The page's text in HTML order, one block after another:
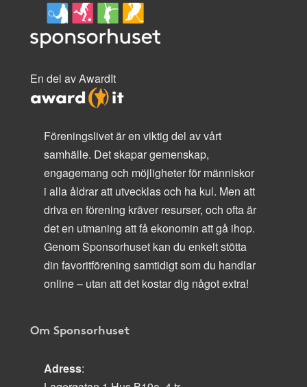
En del av AwardIt
Föreningslivet är en viktig del av vårt
samhälle. Det skapar gemenskap,
engagemang och möjligheter för människor
i alla åldrar att utvecklas och ha kul. Men att
driva en förening kräver resurser, och ofta är
det en utmaning att få ekonomin att gå ihop.
Genom Sponsorhuset kan du enkelt stötta
din favoritförening samtidigt som du handlar
online – utan att det kostar dig något extra!
Om Sponsorhuset
Adress: